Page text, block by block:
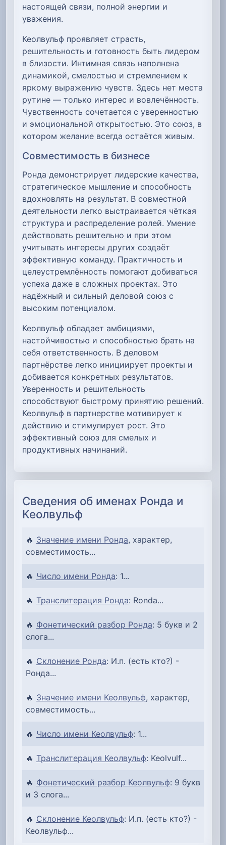
настоящей связи, полной энергии и
уважения.
Кеолвульф проявляет страсть,
решительность и готовность быть лидером
в близости. Интимная связь наполнена
динамикой, смелостью и стремлением к
яркому выражению чувств. Здесь нет места
рутине — только интерес и вовлечённость.
Чувственность сочетается с уверенностью
и эмоциональной открытостью. Это союз, в
котором желание всегда остаётся живым.
Совместимость в бизнесе
Ронда демонстрирует лидерские качества,
стратегическое мышление и способность
вдохновлять на результат. В совместной
деятельности легко выстраивается чёткая
структура и распределение ролей. Умение
действовать решительно и при этом
учитывать интересы других создаёт
эффективную команду. Практичность и
целеустремлённость помогают добиваться
успеха даже в сложных проектах. Это
надёжный и сильный деловой союз с
высоким потенциалом.
Кеолвульф обладает амбициями,
настойчивостью и способностью брать на
себя ответственность. В деловом
партнёрстве легко инициирует проекты и
добивается конкретных результатов.
Уверенность и решительность
способствуют быстрому принятию решений.
Кеолвульф в партнерстве мотивирует к
действию и стимулирует рост. Это
эффективный союз для смелых и
продуктивных начинаний.
Сведения об именах Ронда и
Кеолвульф
🔥 Значение имени Ронда, характер,
совместимость...
🔥 Число имени Ронда: 1...
🔥 Транслитерация Ронда: Ronda...
🔥 Фонетический разбор Ронда: 5 букв и 2
слога...
🔥 Склонение Ронда: И.п. (есть кто?) -
Ронда...
🔥 Значение имени Кеолвульф, характер,
совместимость...
🔥 Число имени Кеолвульф: 1...
🔥 Транслитерация Кеолвульф: Keolvulf...
🔥 Фонетический разбор Кеолвульф: 9 букв
и 3 слога...
🔥 Склонение Кеолвульф: И.п. (есть кто?) -
Кеолвульф...